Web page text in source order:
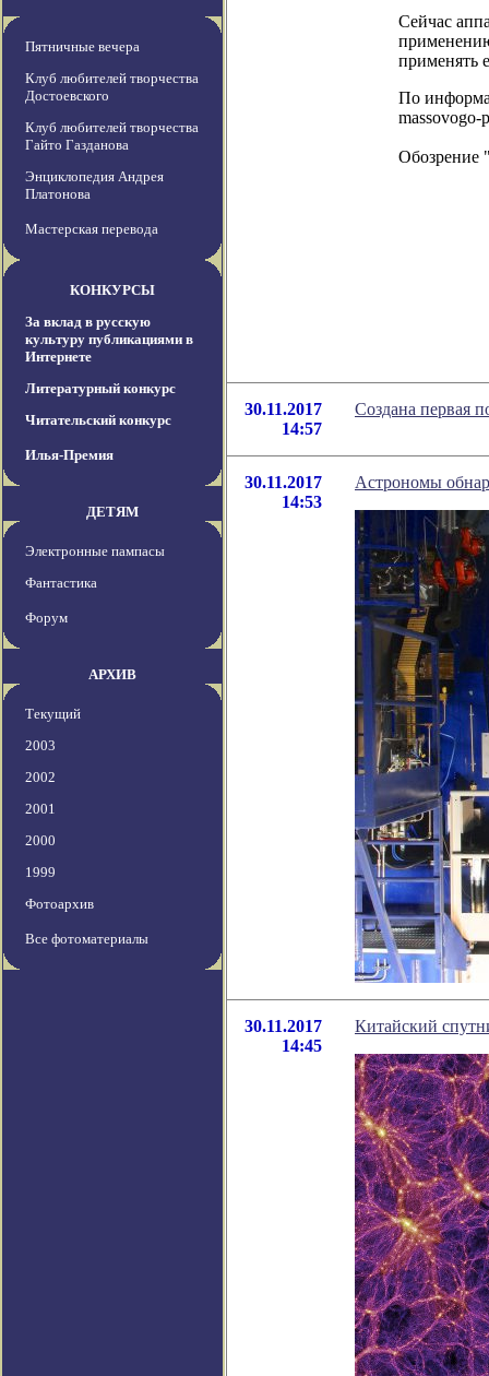
Пятничные вечера
Клуб любителей творчества
Достоевского
Клуб любителей творчества
Гайто Газданова
Энциклопедия Андрея
Платонова
Мастерская перевода
КОНКУРСЫ
За вклад в русскую
культуру публикациями в
Интернете
Литературный конкурс
Читательский конкурс
Илья-Премия
ДЕТЯМ
Электронные пампасы
Фантастика
Форум
АРХИВ
Текущий
2003
2002
2001
2000
1999
Фотоархив
Все фотоматериалы
Сейчас
применять
По
massovogo-
Обозрение
30.11.2017
14:57
Создана первая
30.11.2017
14:53
Астрономы
30.11.2017
14:45
Китайский